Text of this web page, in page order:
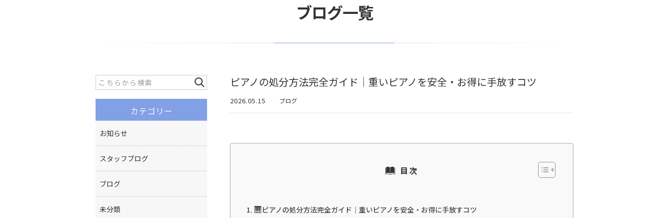
ブログ一覧
ピアノの処分方法完全ガイド｜重いピアノを安全・お得に手放すコツ
2026.05.15 ブログ
目次
ピアノの処分方法完全ガイド｜重いピアノを安全・お得に手放すコツ
カテゴリー
お知らせ
スタッフブログ
ブログ
未分類